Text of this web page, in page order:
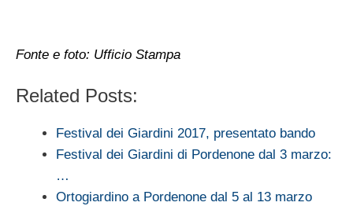
Fonte e foto: Ufficio Stampa
Related Posts:
Festival dei Giardini 2017, presentato bando
Festival dei Giardini di Pordenone dal 3 marzo:
…
Ortogiardino a Pordenone dal 5 al 13 marzo